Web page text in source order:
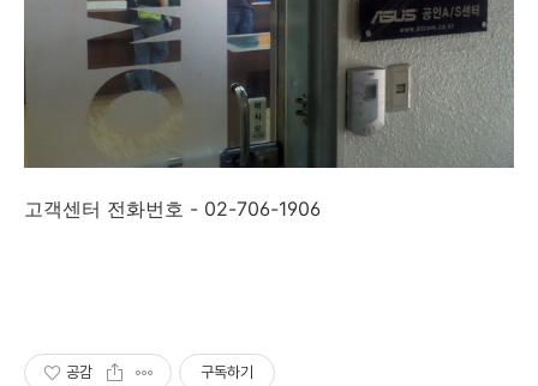
고객센터 전화번호 - 02-706-1906
공감 구독하기